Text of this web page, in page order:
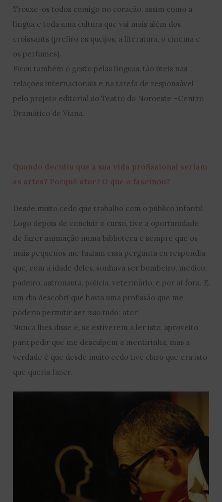
Trouxe-os todos comigo no coração, assim como a
língua e toda uma cultura que vai mais além dos
croissants (prefiro os queijos, a literatura, o cinema e
os perfumes).
Ficou também o gosto pelas línguas, tão úteis nas
relações internacionais e na tarefa de responsável
pelo projeto editorial do Teatro do Noroeste –Centro
Dramático de Viana.
Quando decidiu que a sua vida profissional seriam
as artes? Porquê ator? O que o fascinou?
Desde muito cedo que trabalho com o público infantil.
Logo depois de concluir o curso, tive a oportunidade
de fazer animação numa biblioteca e sempre que os
mais pequenos me faziam essa pergunta eu respondia
que, com a idade deles, sonhava ser bombeiro, médico,
padeiro, astronauta, polícia, veterinário, e por aí fora. E
um dia descobri que havia uma profissão que me
poderia permitir ser isso tudo: ator!
Nunca lhes disse e, se estiverem a ler isto, aproveito
para pedir que me desculpem a mentirinha, mas a
verdade é que desde muito cedo tive claro que era isto
que queria fazer.